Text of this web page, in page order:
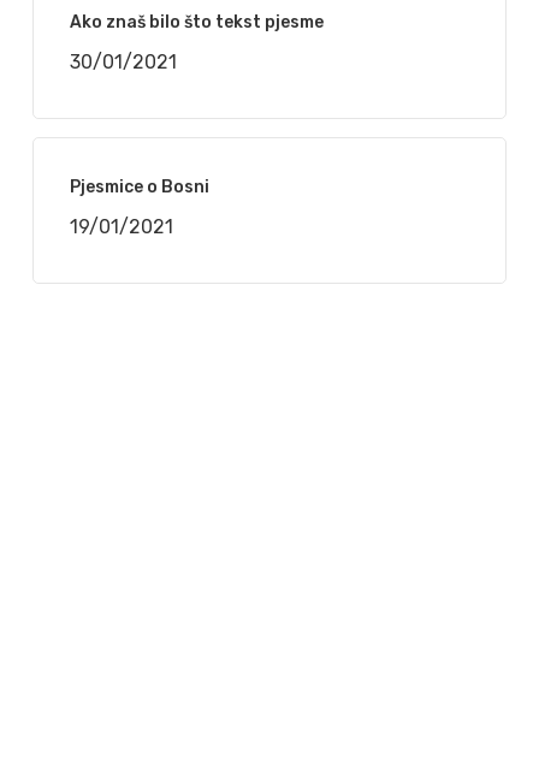
Ako znaš bilo što tekst pjesme
30/01/2021
Pjesmice o Bosni
19/01/2021